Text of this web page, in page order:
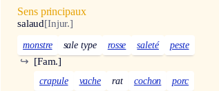
Sens principaux
salaud[Injur.]
monstre sale type rosse saleté peste
[Fam.]
↪
crapule vache rat cochon porc